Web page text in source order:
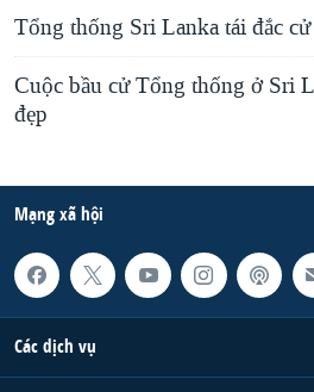
Tổng thống Sri Lanka tái đắc cử
Cuộc bầu cử Tổng thống ở Sri
đẹp
Mạng xã hội
Các dịch vụ